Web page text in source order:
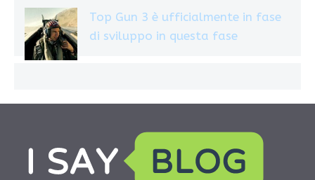
Top Gun 3 è ufficialmente in fase
di sviluppo in questa fase